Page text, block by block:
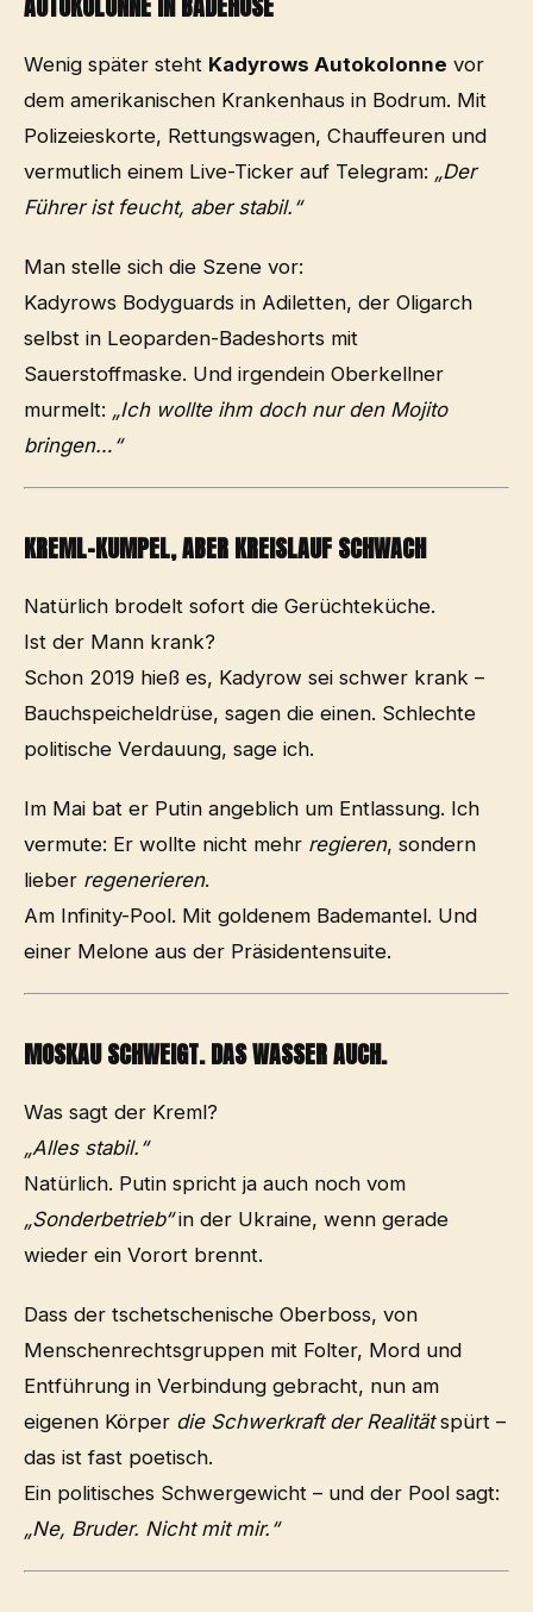
Wenig später steht Kadyrows Autokolonne vor
dem amerikanischen Krankenhaus in Bodrum. Mit
Polizeieskorte, Rettungswagen, Chauffeuren und
vermutlich einem Live-Ticker auf Telegram: „Der
Führer ist feucht, aber stabil.“
Man stelle sich die Szene vor:
Kadyrows Bodyguards in Adiletten, der Oligarch
selbst in Leoparden-Badeshorts mit
Sauerstoffmaske. Und irgendein Oberkellner
murmelt: „Ich wollte ihm doch nur den Mojito
bringen…“
KREML-KUMPEL, ABER KREISLAUF SCHWACH
Natürlich brodelt sofort die Gerüchteküche.
Ist der Mann krank?
Schon 2019 hieß es, Kadyrow sei schwer krank –
Bauchspeicheldrüse, sagen die einen. Schlechte
politische Verdauung, sage ich.
Im Mai bat er Putin angeblich um Entlassung. Ich
vermute: Er wollte nicht mehr regieren, sondern
lieber regenerieren.
Am Infinity-Pool. Mit goldenem Bademantel. Und
einer Melone aus der Präsidentensuite.
MOSKAU SCHWEIGT. DAS WASSER AUCH.
Was sagt der Kreml?
„Alles stabil.“
Natürlich. Putin spricht ja auch noch vom
„Sonderbetrieb“in der Ukraine, wenn gerade
wieder ein Vorort brennt.
Dass der tschetschenische Oberboss, von
Menschenrechtsgruppen mit Folter, Mord und
Entführung in Verbindung gebracht, nun am
eigenen Körper die Schwerkraft der Realitätspürt –
das ist fast poetisch.
Ein politisches Schwergewicht – und der Pool sagt:
„Ne, Bruder. Nicht mit mir.“